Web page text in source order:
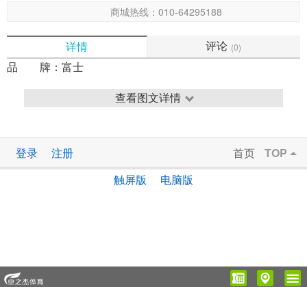
商城热线：010-64295188
详情 评论 (0)
品 牌： 富士
查看图文详情
登录 注册 首页
TOP
触屏版
电脑版